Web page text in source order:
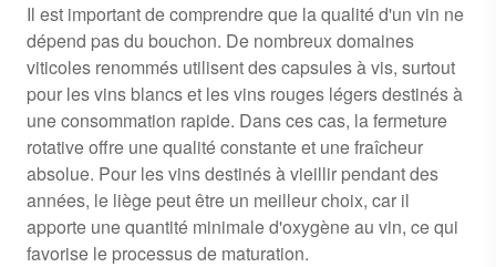
Il est important de comprendre que la qualité d'un vin ne
dépend pas du bouchon. De nombreux domaines
viticoles renommés utilisent des capsules à vis, surtout
pour les vins blancs et les vins rouges légers destinés à
une consommation rapide. Dans ces cas, la fermeture
rotative offre une qualité constante et une fraîcheur
absolue. Pour les vins destinés à vieillir pendant des
années, le liège peut être un meilleur choix, car il
apporte une quantité minimale d'oxygène au vin, ce qui
favorise le processus de maturation.